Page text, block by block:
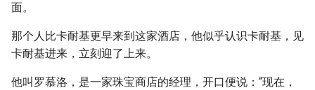
面。
那个人比卡耐基更早来到这家酒店，他似乎认识卡耐基，见
卡耐基进来，立刻迎了上来。
他叫罗慕洛，是一家珠宝商店的经理，开口便说：“现在，